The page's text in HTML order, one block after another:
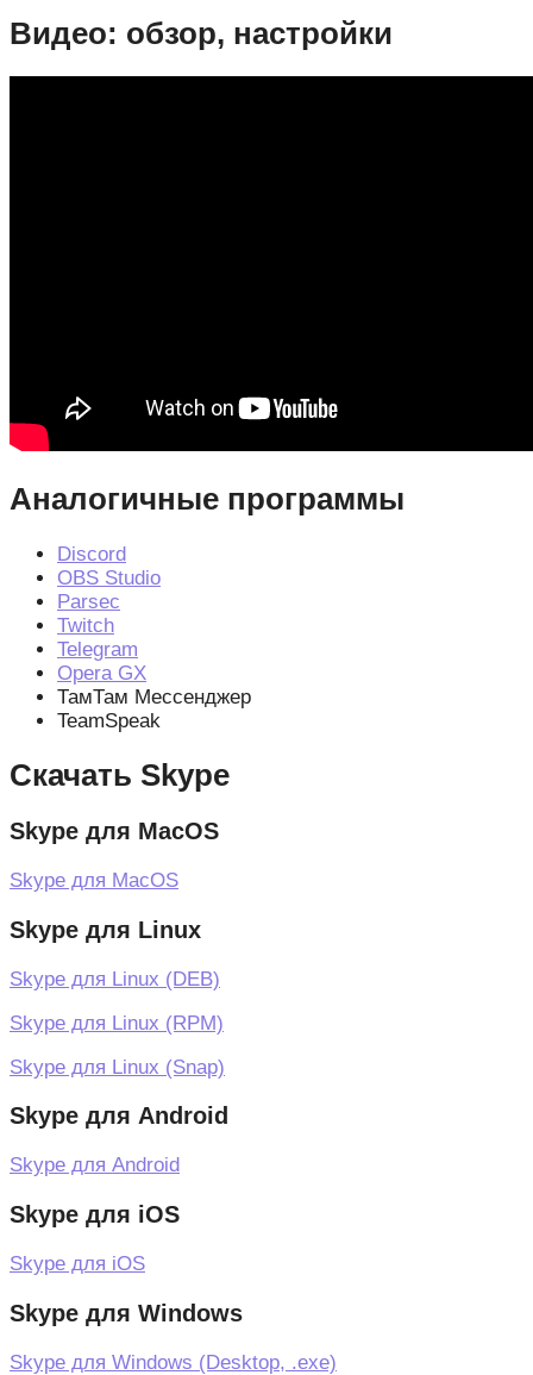
Видео: обзор, настройки
Аналогичные программы
Discord
OBS Studio
Parsec
Twitch
Telegram
Opera GX
ТамТам Мессенджер
TeamSpeak
Скачать Skype
Skype для MacOS
Skype для MacOS
Skype для Linux
Skype для Linux (DEB)
Skype для Linux (RPM)
Skype для Linux (Snap)
Skype для Android
Skype для Android
Skype для iOS
Skype для iOS
Skype для Windows
Skype для Windows (Desktop, .exe)